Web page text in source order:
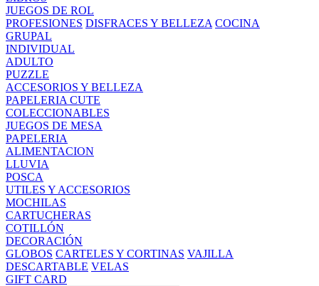
JUEGOS DE ROL
PROFESIONES DISFRACES Y BELLEZA COCINA
GRUPAL
INDIVIDUAL
ADULTO
PUZZLE
ACCESORIOS Y BELLEZA
PAPELERIA CUTE
COLECCIONABLES
JUEGOS DE MESA
PAPELERIA
ALIMENTACION
LLUVIA
POSCA
UTILES Y ACCESORIOS
MOCHILAS
CARTUCHERAS
COTILLÓN
DECORACIÓN
GLOBOS CARTELES Y CORTINAS VAJILLA
DESCARTABLE VELAS
GIFT CARD